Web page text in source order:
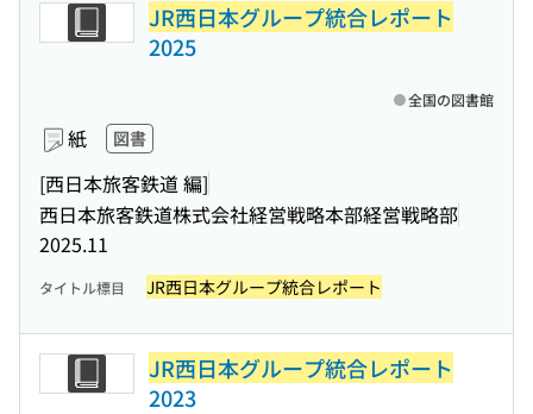
JR西日本グループ統合レポート
2025
紙 図書
[西日本旅客鉄道 編]
西日本旅客鉄道株式会社経営戦略本部経営戦略部
2025.11
全国の図書館
タイトル標目 JR西日本グループ統合レポート
JR西日本グループ統合レポート
2023